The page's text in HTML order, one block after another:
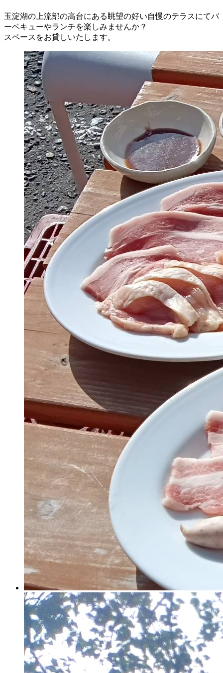
玉淀湖の上流部の高台にある眺望の好い自慢のテラスにてバ
ーベキューやランチを楽しみませんか？
スペースをお貸しいたします。